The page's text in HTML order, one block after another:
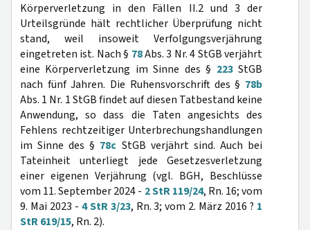
Körperverletzung in den Fällen II.2 und 3 der
Urteilsgründe hält rechtlicher Überprüfung nicht
stand, weil insoweit Verfolgungsverjährung
eingetreten ist. Nach § 78Abs. 3 Nr. 4 StGB verjährt
eine Körperverletzung im Sinne des § 223StGB
nach fünf Jahren. Die Ruhensvorschrift des § 78b
Abs. 1 Nr. 1 StGB findet auf diesen Tatbestand keine
Anwendung, so dass die Taten angesichts des
Fehlens rechtzeitiger Unterbrechungshandlungen
im Sinne des § 78c StGB verjährt sind. Auch bei
Tateinheit unterliegt jede Gesetzesverletzung
einer eigenen Verjährung (vgl. BGH, Beschlüsse
vom 11. September 2024 - 2 StR 119/24, Rn. 16; vom
9. Mai 2023 - 4 StR 3/23, Rn. 3; vom 2. März 2016 ? 1
StR 619/15, Rn. 2).